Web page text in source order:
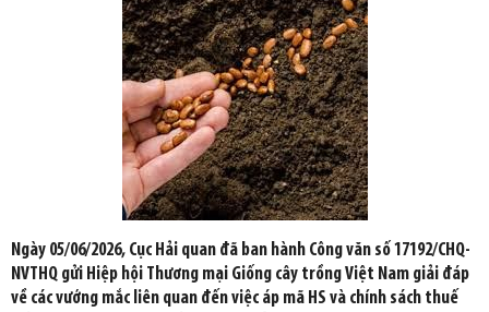
Ngày 05/06/2026, Cục Hải quan đã ban hành Công văn số 17192/CHQ-
NVTHQ gửi Hiệp hội Thương mại Giống cây trồng Việt Nam giải đáp
về các vướng mắc liên quan đến việc áp mã HS và chính sách thuế